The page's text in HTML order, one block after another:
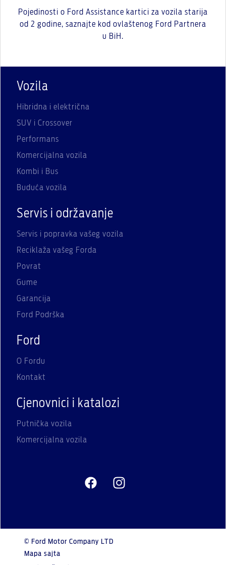
Pojedinosti o Ford Assistance kartici za vozila starija
od 2 godine, saznajte kod ovlaštenog Ford Partnera
u BiH.
Vozila
Hibridna i električna
SUV i Crossover
Performans
Komercijalna vozila
Kombi i Bus
Buduća vozila
Servis i održavanje
Servis i popravka vašeg vozila
Reciklaža vašeg Forda
Povrat
Gume
Garancija
Ford Podrška
Ford
O Fordu
Kontakt
Cjenovnici i katalozi
Putnička vozila
Komercijalna vozila
© Ford Motor Company LTD
Mapa sajta